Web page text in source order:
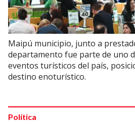
Maipú municipio, junto a
departamento fue parte de uno
eventos turísticos del país,
destino enoturístico.
Política